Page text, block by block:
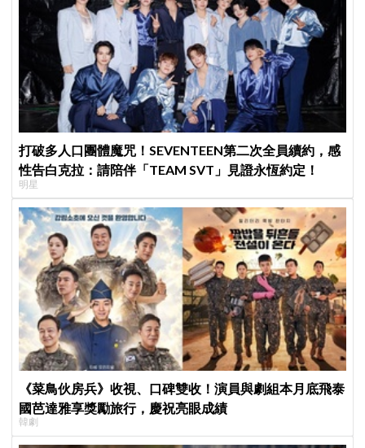
打破多人口團體魔咒！SEVENTEEN第二次全員續約，感
性告白克拉：請陪伴「TEAM SVT」見證永恆約定！
明星
《菜鳥伙房兵》收視、口碑雙收！演員與劇組本月底飛泰
國芭達雅享獎勵旅行，慶祝亮眼成績
韓劇